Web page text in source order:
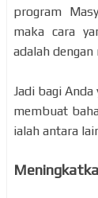
program
maka cara
adalah dengan
Jadi bagi
membuat
ialah antara